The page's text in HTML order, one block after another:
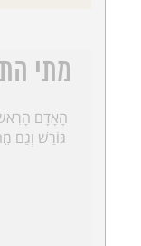
מתי
הָאָדָם
גּוֹרַשׁ וְגַם